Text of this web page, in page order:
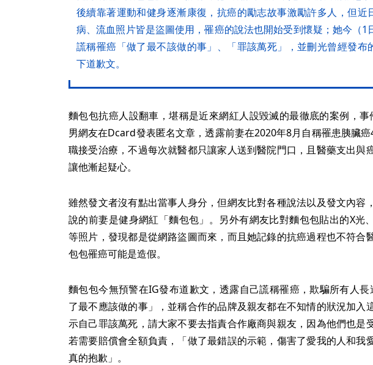
後續靠著運動和健身逐漸康復，抗癌的勵志故事激勵許多人，但近
病、流血照片皆是盜圖使用，罹癌的說法也開始受到懷疑；她今（1
謊稱罹癌「做了最不該做的事」、「罪該萬死」，並刪光曾經發布
下道歉文。
麵包包抗癌人設翻車，堪稱是近來網紅人設毀滅的最徹底的案例，事
男網友在Dcard發表匿名文章，透露前妻在2020年8月自稱罹患胰臟
職接受治療，不過每次就醫都只讓家人送到醫院門口，且醫藥支出與
讓他漸起疑心。
雖然發文者沒有點出當事人身分，但網友比對各種說法以及發文內容
說的前妻是健身網紅「麵包包」。另外有網友比對麵包包貼出的X光
等照片，發現都是從網路盜圖而來，而且她記錄的抗癌過程也不符合
包包罹癌可能是造假。
麵包包今無預警在IG發布道歉文，透露自己謊稱罹癌，欺騙所有人
了最不應該做的事」，並稱合作的品牌及親友都在不知情的狀況加入
示自己罪該萬死，請大家不要去指責合作廠商與親友，因為他們也是
若需要賠償會全額負責，「做了最錯誤的示範，傷害了愛我的人和我
真的抱歉」。